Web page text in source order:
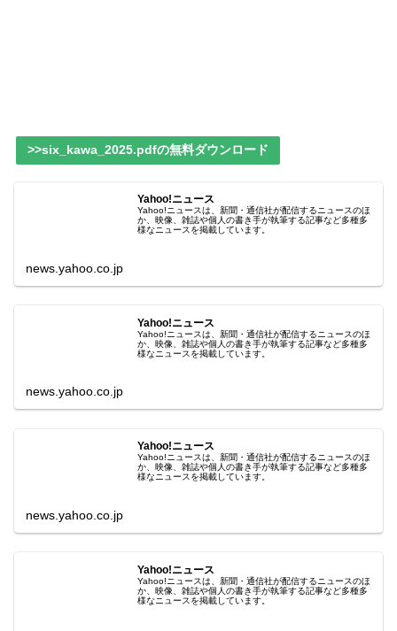
>>six_kawa_2025.pdfの無料ダウンロード
Yahoo!ニュース
Yahoo!ニュースは、新聞・通信社が配信するニュースのほ
か、映像、雑誌や個人の書き手が執筆する記事など多種多
様なニュースを掲載しています。
news.yahoo.co.jp
Yahoo!ニュース
Yahoo!ニュースは、新聞・通信社が配信するニュースのほ
か、映像、雑誌や個人の書き手が執筆する記事など多種多
様なニュースを掲載しています。
news.yahoo.co.jp
Yahoo!ニュース
Yahoo!ニュースは、新聞・通信社が配信するニュースのほ
か、映像、雑誌や個人の書き手が執筆する記事など多種多
様なニュースを掲載しています。
news.yahoo.co.jp
Yahoo!ニュース
Yahoo!ニュースは、新聞・通信社が配信するニュースのほ
か、映像、雑誌や個人の書き手が執筆する記事など多種多
様なニュースを掲載しています。